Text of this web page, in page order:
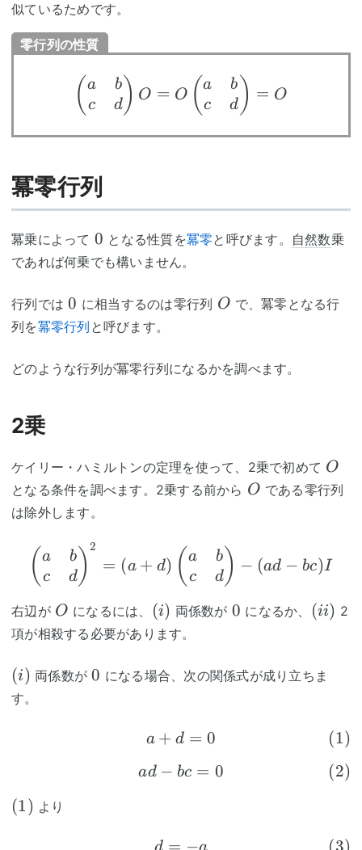
似ているためです。
零行列の性質
( a
c
b
d ) O = O (a
c
b
d ) = O
冪零行列
冪乗によって 0
0 となる性質を冪零と呼びます。 自然数乗
であれば何乗でも構いません。
行列では0
0 に相当するのは零行列 O
O で、冪零となる行
列を冪零行列 と呼びます。
どのような行列が冪零行列になるかを調べます。
2乗
ケイリー・ハミルトンの定理を使って、2乗で初めて O
O
となる条件を調べます。2乗する前から O
O である零行列
は除外します。
( a
c
b
d ) 2
= (a + d) ( a
c
b
d ) − (ad − bc)I
右辺が O
O になるには、 (i)
(i) 両係数が 0
0 になるか、 (ii)
(ii) 2
項が相殺する必要があります。
(i)
(i) 両係数が0
0 になる場合、次の関係式が成り立ちま
す。
\tag{1} a+d=0
a + d = 0 (1)
\tag{2} ad-bc=0
ad − bc = 0 (2)
(1)
(1) より